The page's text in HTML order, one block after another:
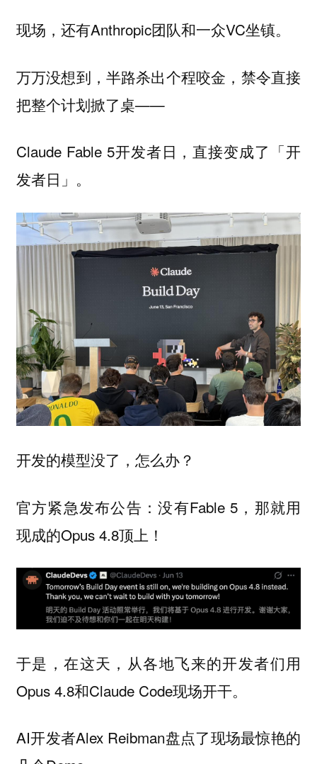
现场，还有Anthropic团队和一众VC坐镇。
万万没想到，半路杀出个程咬金，禁令直接
把整个计划掀了桌——
Claude Fable 5开发者日，直接变成了「开
发者日」。
开发的模型没了，怎么办？
官方紧急发布公告：没有Fable 5，那就用
现成的Opus 4.8顶上！
于是，在这天，从各地飞来的开发者们用
Opus 4.8和Claude Code现场开干。
AI开发者Alex Reibman盘点了现场最惊艳的